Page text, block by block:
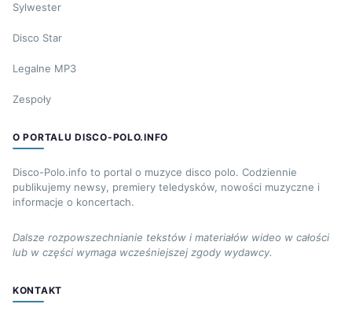
Sylwester
Disco Star
Legalne MP3
Zespoły
O PORTALU DISCO-POLO.INFO
Disco-Polo.info to portal o muzyce disco polo. Codziennie
publikujemy newsy, premiery teledysków, nowości muzyczne i
informacje o koncertach.
Dalsze rozpowszechnianie tekstów i materiałów wideo w całości
lub w części wymaga wcześniejszej zgody wydawcy.
KONTAKT